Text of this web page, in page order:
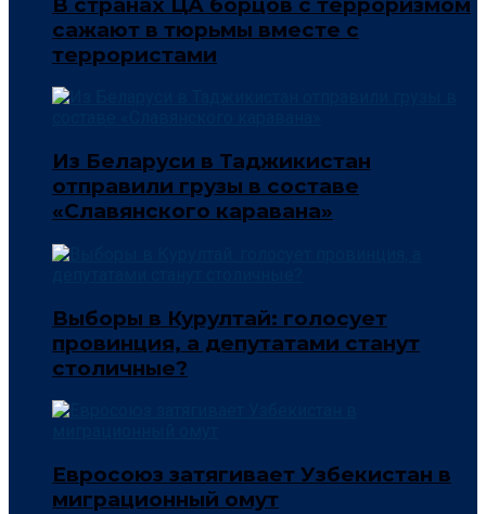
сажают в тюрьмы вместе с
террористами
Из Беларуси в Таджикистан
отправили грузы в составе
«Славянского каравана»
Выборы в Курултай: голосует
провинция, а депутатами станут
столичные?
Евросоюз затягивает Узбекистан в
миграционный омут